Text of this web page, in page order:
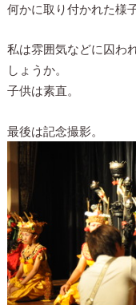
何かに取り付かれた様子
私は雰囲気などに囚わ
しょうか。
子供は素直。
最後は記念撮影。